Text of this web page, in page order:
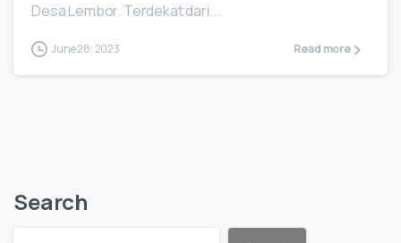
Desa Lembor. Terdekat dari...
June 28, 2023 Read more
Search